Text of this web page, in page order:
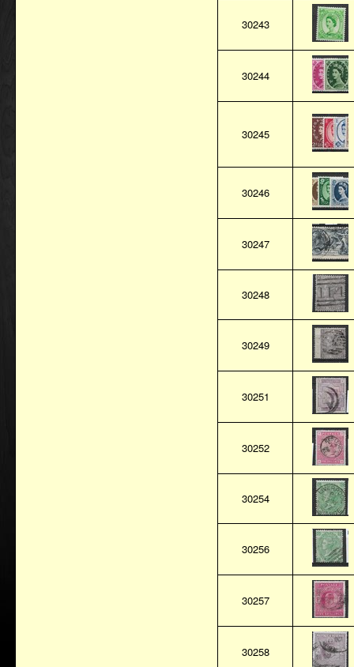
30243
30244
30245
30246
30247
30248
30249
30251
30252
30254
30256
30257
30258